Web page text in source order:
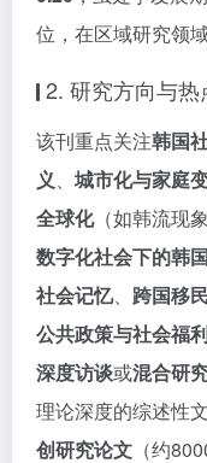
位，在区域研究领
2. 研究方向与热
该刊重点关注韩国
义、 城市化与家庭
全球化（如韩流现
数字化社会下的韩
社会记忆、 跨国移
公共政策与社会福
深度访谈或混合研
理论深度的综述性
创研究论文 （约